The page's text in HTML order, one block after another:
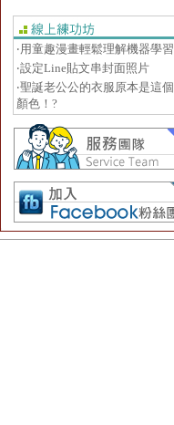
‧用童趣漫畫輕鬆理解機器學習
‧設定Line貼文串封面照片
‧聖誕老公公的衣服原本是這個
顏色！?